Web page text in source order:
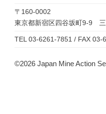
〒160-0002
東京都新宿区四谷坂町9-9
TEL 03-6261-7851 / FAX 03-
©2026 Japan Mine Action